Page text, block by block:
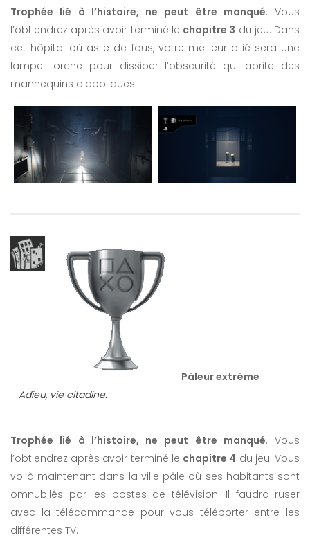
Trophée lié à l’histoire, ne peut être manqué. Vous
l’obtiendrez après avoir terminé le chapitre 3 du jeu. Dans
cet hôpital où asile de fous, votre meilleur allié sera une
lampe torche pour dissiper l’obscurité qui abrite des
mannequins diaboliques.
Pâleur extrême
Adieu, vie citadine.
Trophée lié à l’histoire, ne peut être manqué. Vous
l’obtiendrez après avoir terminé le chapitre 4 du jeu. Vous
voilà maintenant dans la ville pâle où ses habitants sont
omnubilés par les postes de télévision. Il faudra ruser
avec la télécommande pour vous téléporter entre les
différentes TV.